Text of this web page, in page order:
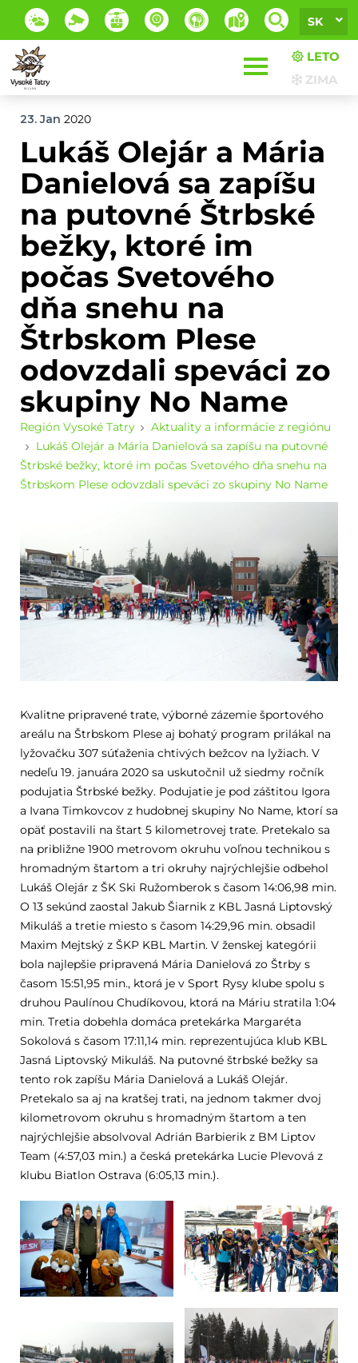
SK
LETO
ZIMA
23. Jan 2020
Lukáš Olejár a Mária
Danielová sa zapíšu
na putovné Štrbské
bežky, ktoré im
počas Svetového
dňa snehu na
Štrbskom Plese
odovzdali speváci zo
skupiny No Name
Región Vysoké Tatry
Aktuality a informácie z regiónu
Lukáš Olejár a Mária Danielová sa zapíšu na putovné
Štrbské bežky, ktoré im počas Svetového dňa snehu na
Štrbskom Plese odovzdali speváci zo skupiny No Name
Kvalitne pripravené trate, výborné zázemie športového
areálu na Štrbskom Plese aj bohatý program prilákal na
lyžovačku 307 súťaženia chtivých bežcov na lyžiach. V
nedeľu 19. januára 2020 sa uskutočnil už siedmy ročník
podujatia Štrbské bežky. Podujatie je pod záštitou Igora
a Ivana Timkovcov z hudobnej skupiny No Name, ktorí sa
opäť postavili na štart 5 kilometrovej trate. Pretekalo sa
na približne 1900 metrovom okruhu voľnou technikou s
hromadným štartom a tri okruhy najrýchlejšie odbehol
Lukáš Olejár z ŠK Ski Ružomberok s časom 14:06,98 min.
O 13 sekúnd zaostal Jakub Šiarnik z KBL Jasná Liptovský
Mikuláš a tretie miesto s časom 14:29,96 min. obsadil
Maxim Mejtský z ŠKP KBL Martin. V ženskej kategórii
bola najlepšie pripravená Mária Danielová zo Štrby s
časom 15:51,95 min., ktorá je v Sport Rysy klube spolu s
druhou Paulínou Chudíkovou, ktorá na Máriu stratila 1:04
min. Tretia dobehla domáca pretekárka Margaréta
Sokolová s časom 17:11,14 min. reprezentujúca klub KBL
Jasná Liptovský Mikuláš. Na putovné štrbské bežky sa
tento rok zapíšu Mária Danielová a Lukáš Olejár.
Pretekalo sa aj na kratšej trati, na jednom takmer dvoj
kilometrovom okruhu s hromadným štartom a ten
najrýchlejšie absolvoval Adrián Barbierik z BM Liptov
Team (4:57,03 min.) a česká pretekárka Lucie Plevová z
klubu Biatlon Ostrava (6:05,13 min.).